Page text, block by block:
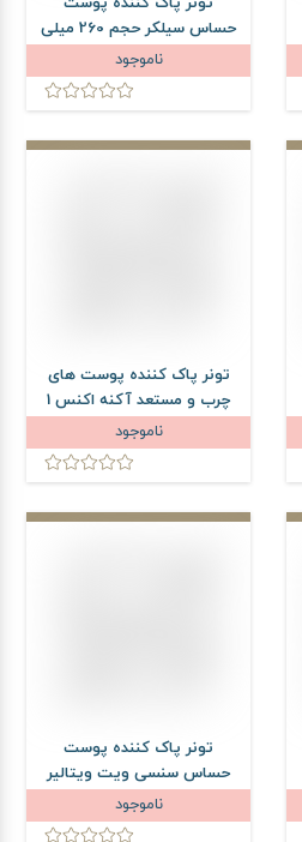
حساس سیلکر حجم 260 میلی
لیتر
ناموجود
تونر پاک کننده پوست های
چرب و مستعد آکنه اکنس 1
لیتر
ناموجود
تونر پاک کننده پوست
حساس سنسی ویت ویتالیر
ناموجود